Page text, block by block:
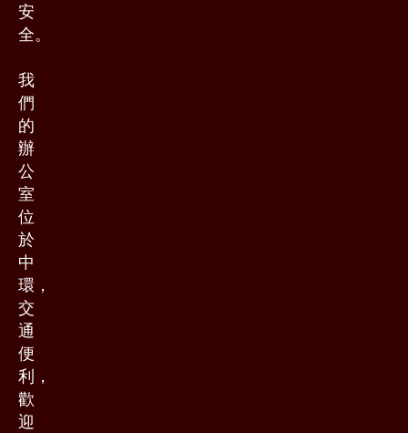
安
全。
我
們
的
辦
公
室
位
於
中
環，
交
通
便
利，
歡
迎